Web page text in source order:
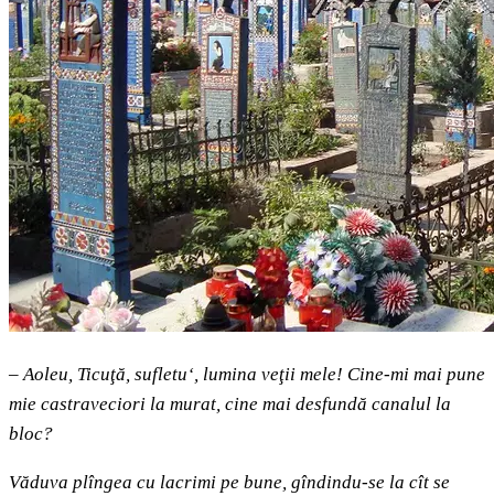
–Aoleu, Ticuţă, sufletu‘, lumina veţii mele! Cine-mi mai pune
mie castraveciori la murat, cine mai desfundă canalul la
bloc?
Văduva plîngea cu lacrimi pe bune, gîndindu-se la cît se